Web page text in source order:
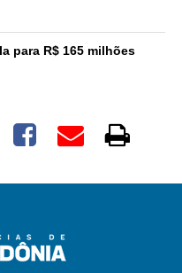
para R$ 165 milhões